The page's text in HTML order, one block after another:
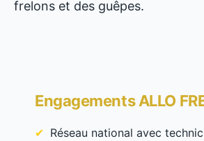
frelons et des guêpes.
Engagements ALLO
Réseau national avec